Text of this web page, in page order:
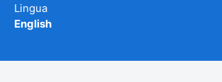
Lingua
English